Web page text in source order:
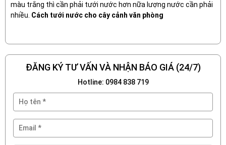
màu trắng thì cần phải tưới nước hơn nữa lượng nước cần phải
nhiều. Cách tưới nước cho cây cảnh văn phòng
ĐĂNG KÝ TƯ VẤN VÀ NHẬN BÁO GIÁ (24/7)
Hotline: 0984 838 719